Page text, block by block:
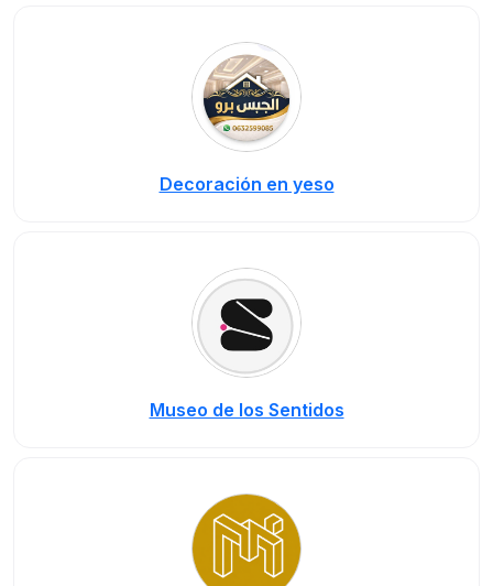
Decoración en yeso
Museo de los Sentidos